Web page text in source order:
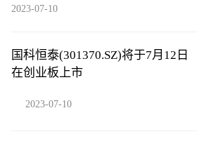
2023-07-10
国科恒泰(301370.SZ)将于7月12日
在创业板上市
2023-07-10